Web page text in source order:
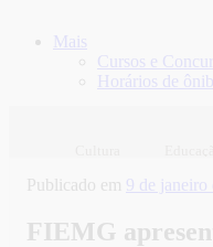
Mais
Cursos e
Horários de
Publicado em 9 de janeiro
FIEMG